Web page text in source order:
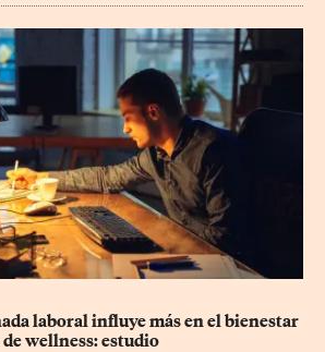
laboral influye más en el bienestar
wellness: estudio